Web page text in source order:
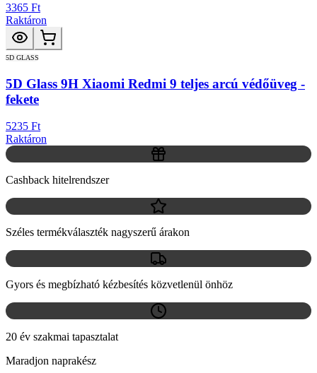
3365 Ft
Raktáron
5D GLASS
5D Glass 9H Xiaomi Redmi 9 teljes arcú védőüveg -
fekete
5235 Ft
Raktáron
Cashback hitelrendszer
Széles termékválaszték nagyszerű árakon
Gyors és megbízható kézbesítés közvetlenül önhöz
20 év szakmai tapasztalat
Maradjon naprakész